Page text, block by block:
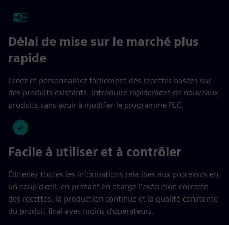
Délai de mise sur le marché plus
rapide
Créez et personnalisez facilement des recettes basées sur
des produits existants. Introduire rapidement de nouveaux
produits sans avoir à modifier le programme PLC.
Facile à utiliser et à contrôler
Obtenez toutes les informations relatives aux processus en
un coup d'œil, en prenant en charge l'exécution correcte
des recettes, la production continue et la qualité constante
du produit final avec moins d'opérateurs.